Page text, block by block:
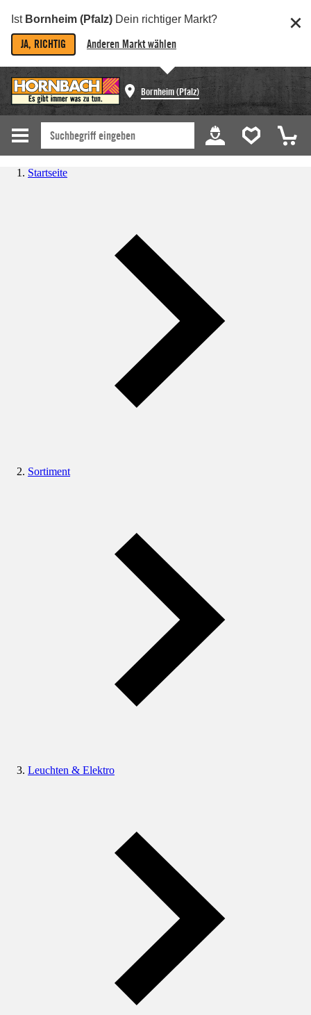
Ist Bornheim (Pfalz) Dein richtiger Markt?
JA, RICHTIG Anderen Markt wählen
Bornheim (Pfalz)
Startseite
Sortiment
Leuchten & Elektro